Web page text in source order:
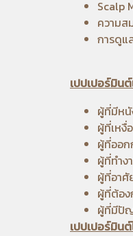
Scalp
ความส
การดูแ
เปปเปอร์มิน
ผู้ที่มีหนั
ผู้ที่เหงื่
ผู้ที่ออก
ผู้ที่ทำง
ผู้ที่อาศั
ผู้ที่ต้อง
ผู้ที่มีปั
เปปเปอร์มิน